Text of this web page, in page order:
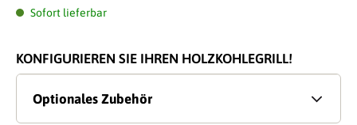
Sofort lieferbar
KONFIGURIEREN SIE IHREN HOLZKOHLEGRILL!
Optionales Zubehör